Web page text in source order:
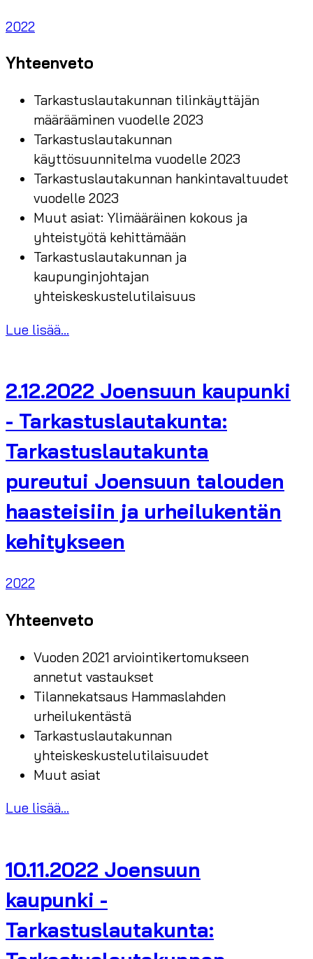
2022
Yhteenveto
Tarkastuslautakunnan tilinkäyttäjän
määrääminen vuodelle 2023
Tarkastuslautakunnan
käyttösuunnitelma vuodelle 2023
Tarkastuslautakunnan hankintavaltuudet
vuodelle 2023
Muut asiat: Ylimääräinen kokous ja
yhteistyötä kehittämään
Tarkastuslautakunnan ja
kaupunginjohtajan
yhteiskeskustelutilaisuus
Lue lisää...
2.12.2022 Joensuun kaupunki
- Tarkastuslautakunta:
Tarkastuslautakunta
pureutui Joensuun talouden
haasteisiin ja urheilukentän
kehitykseen
2022
Yhteenveto
Vuoden 2021 arviointikertomukseen
annetut vastaukset
Tilannekatsaus Hammaslahden
urheilukentästä
Tarkastuslautakunnan
yhteiskeskustelutilaisuudet
Muut asiat
Lue lisää...
10.11.2022 Joensuun
kaupunki -
Tarkastuslautakunta: